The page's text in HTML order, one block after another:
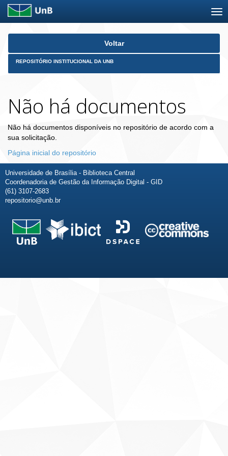
Skip
Voltar
REPOSITÓRIO INSTITUCIONAL DA UNB
Não há documentos
Não há documentos disponíveis no repositório de acordo com a
sua solicitação.
Página inicial do repositório
Universidade de Brasília - Biblioteca Central
Coordenadoria de Gestão da Informação Digital - GID
(61) 3107-2683
repositorio@unb.br